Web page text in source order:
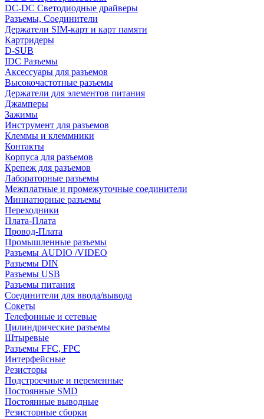
DC-DC Светодиодные драйверы
Разъемы, Соединители
Держатели SIM-карт и карт памяти
Картридеры
D-SUB
IDC Разъемы
Аксессуары для разъемов
Высокочастотные разъемы
Держатели для элементов питания
Джамперы
Зажимы
Инструмент для разъемов
Клеммы и клеммники
Контакты
Корпуса для разъемов
Крепеж для разъемов
Лабораторные разъемы
Межплатные и промежуточные соединители
Миниатюрные разъемы
Переходники
Плата-Плата
Провод-Плата
Промышленные разъемы
Разъемы AUDIO /VIDEO
Разъемы DIN
Разъемы USB
Разъемы питания
Соединители для ввода/вывода
Сокеты
Телефонные и сетевые
Цилиндрические разъемы
Штыревые
Разъемы FFC, FPC
Интерфейсные
Резисторы
Подстроечные и переменные
Постоянные SMD
Постоянные выводные
Резисторные сборки